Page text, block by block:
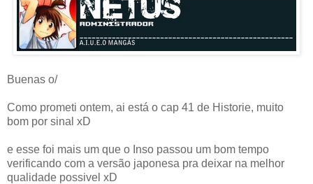
Buenas o/
Como prometi ontem, ai está o cap 41 de Historie, muito
bom por sinal xD
e esse foi mais um que o Inso passou um bom tempo
verificando com a versão japonesa pra deixar na melhor
qualidade possivel xD